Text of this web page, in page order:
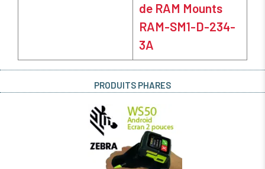
de RAM Mounts
RAM-SM1-D-234-
3A
PRODUITS PHARES